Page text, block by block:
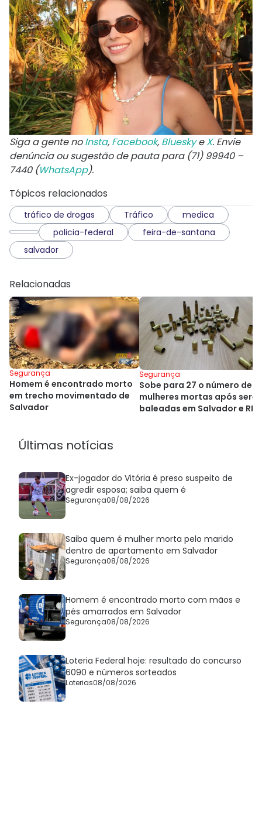
Siga a gente noInsta, Facebook, BlueskyeX. Envie
denúncia ou sugestão de pauta para (71) 99940 –
7440 (WhatsApp).
Tópicos relacionados
tráfico de drogas Tráfico
medica
policia-federal
feira-de-santana
salvador
Relacionadas
Segurança
Homem é encontrado morto
em trecho movimentado de
Salvador
Segurança
Sobe para 27 o número de
mulheres mortas após
baleadas em Salvador e
Últimas notícias
Ex-jogador do Vitória é preso suspeito de
agredir esposa; saiba quem é
Segurança08/08/2026
Saiba quem é mulher morta pelo marido
dentro de apartamento em Salvador
Segurança08/08/2026
Homem é encontrado morto com mãos e
pés amarrados em Salvador
Segurança08/08/2026
Loteria Federal hoje: resultado do concurso
6090 e números sorteados
Loterias08/08/2026